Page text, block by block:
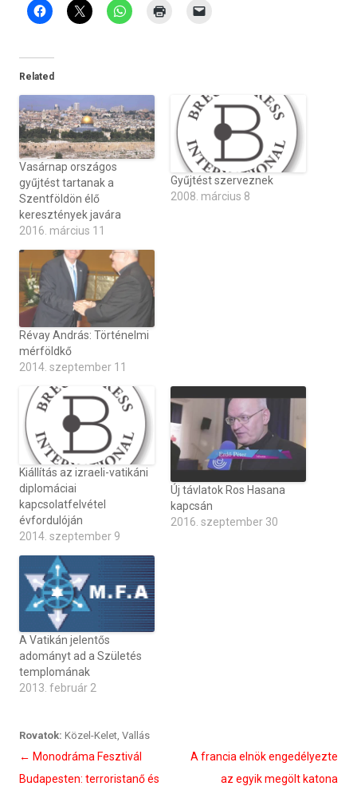
Related
Vasárnap országos
gyűjtést tartanak a
Szentföldön élő
keresztények javára
2016. március 11
Gyűjtést szerveznek
2008. március 8
Révay András: Történelmi
mérföldkő
2014. szeptember 11
Kiállítás az izraeli-vatikáni
diplomáciai
kapcsolatfelvétel
évfordulóján
2014. szeptember 9
Új távlatok Ros Hasana
kapcsán
2016. szeptember 30
A Vatikán jelentős
adományt ad a Születés
templomának
2013. február 2
Rovatok: Közel-Kelet, Vallás
Bejegyzés
navigáció
← Monodráma Fesztivál
Budapesten: terroristanő és
A francia elnök engedélyezte
az egyik megölt katona